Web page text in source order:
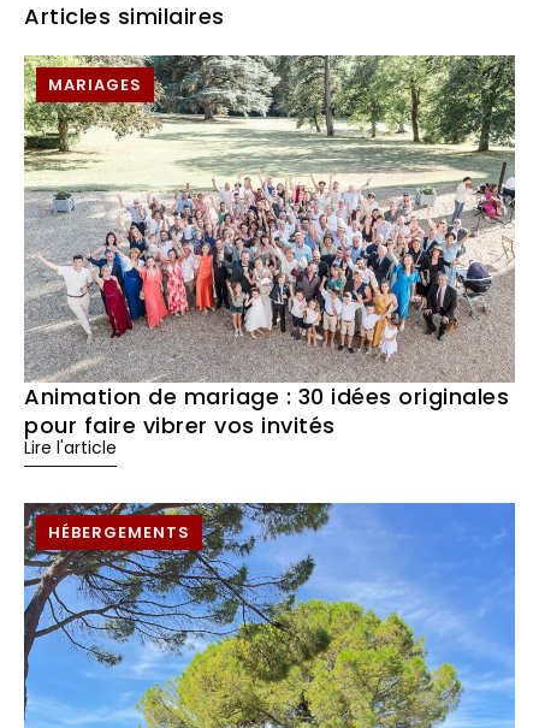
Articles similaires
MARIAGES
Animation de mariage : 30 idées originales
pour faire vibrer vos invités
Lire l'article
HÉBERGEMENTS